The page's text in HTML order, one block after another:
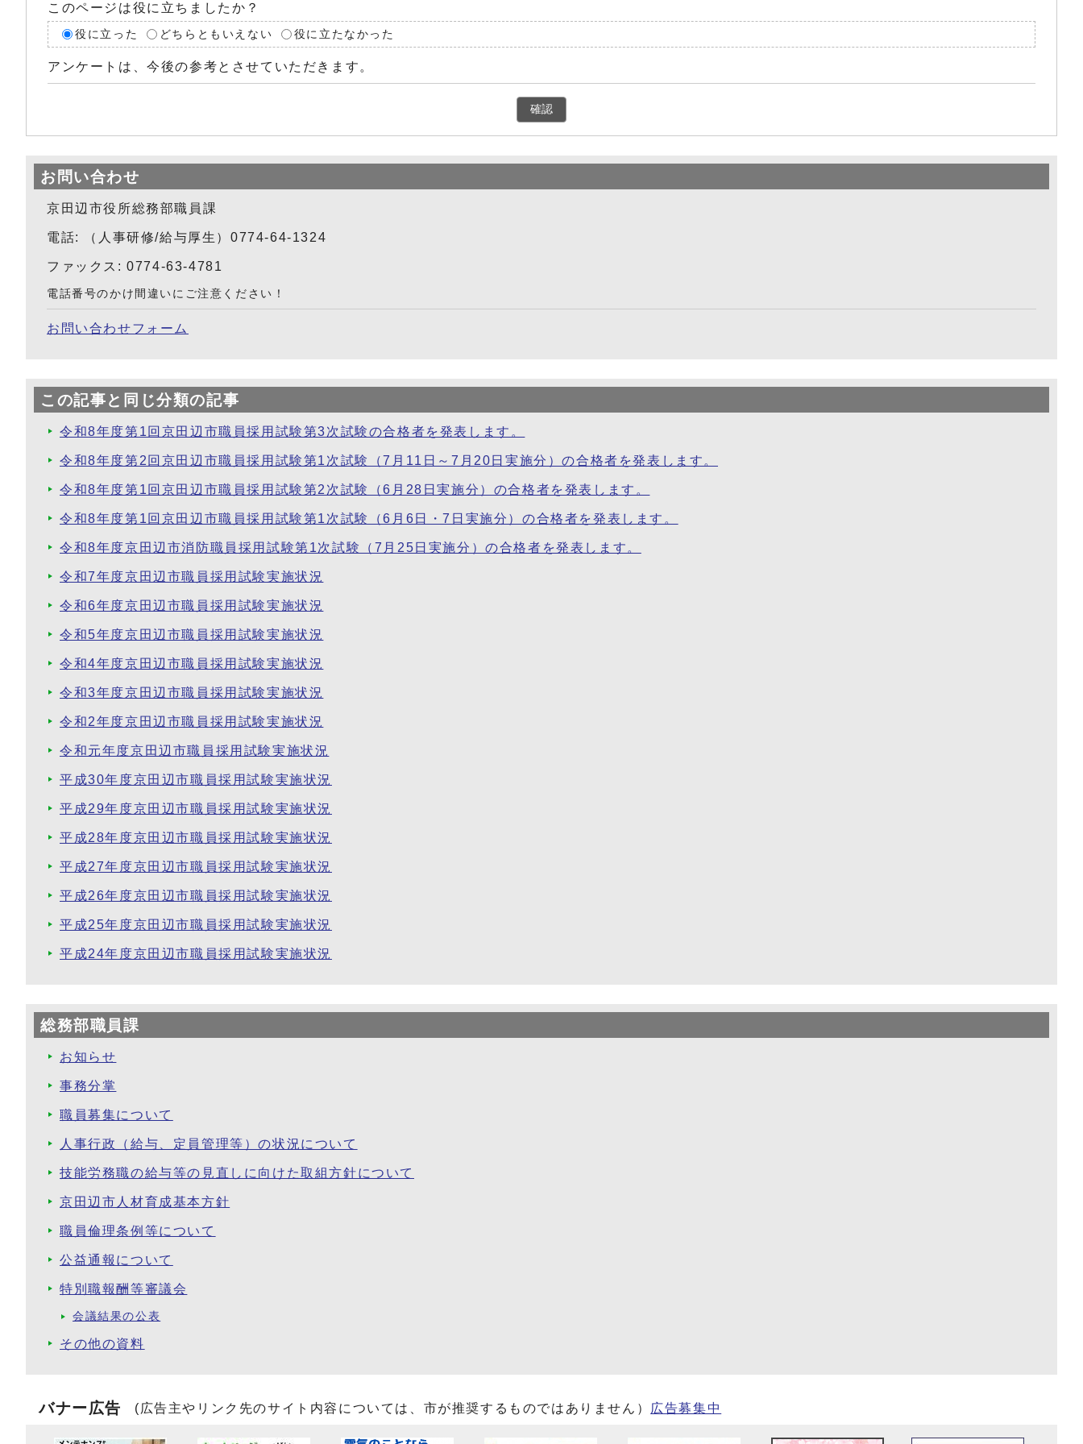
このページは役に立ちましたか？
役に立った どちらともいえない 役に立たなかった
アンケートは、今後の参考とさせていただきます。
確認
お問い合わせ
京田辺市役所総務部職員課
電話: （人事研修/給与厚生）0774-64-1324
ファックス: 0774-63-4781
電話番号のかけ間違いにご注意ください！
お問い合わせフォーム
この記事と同じ分類の記事
令和8年度第1回京田辺市職員採用試験第3次試験の合格者を発表します。
令和8年度第2回京田辺市職員採用試験第1次試験（7月11日～7月20日実施分）の合格者を発表します。
令和8年度第1回京田辺市職員採用試験第2次試験（6月28日実施分）の合格者を発表します。
令和8年度第1回京田辺市職員採用試験第1次試験（6月6日・7日実施分）の合格者を発表します。
令和8年度京田辺市消防職員採用試験第1次試験（7月25日実施分）の合格者を発表します。
令和7年度京田辺市職員採用試験実施状況
令和6年度京田辺市職員採用試験実施状況
令和5年度京田辺市職員採用試験実施状況
令和4年度京田辺市職員採用試験実施状況
令和3年度京田辺市職員採用試験実施状況
令和2年度京田辺市職員採用試験実施状況
令和元年度京田辺市職員採用試験実施状況
平成30年度京田辺市職員採用試験実施状況
平成29年度京田辺市職員採用試験実施状況
平成28年度京田辺市職員採用試験実施状況
平成27年度京田辺市職員採用試験実施状況
平成26年度京田辺市職員採用試験実施状況
平成25年度京田辺市職員採用試験実施状況
平成24年度京田辺市職員採用試験実施状況
総務部職員課
お知らせ
事務分掌
職員募集について
人事行政（給与、定員管理等）の状況について
技能労務職の給与等の見直しに向けた取組方針について
京田辺市人材育成基本方針
職員倫理条例等について
公益通報について
特別職報酬等審議会
会議結果の公表
その他の資料
バナー広告 (広告主やリンク先のサイト内容については、市が推奨するものではありません） 広告募集中